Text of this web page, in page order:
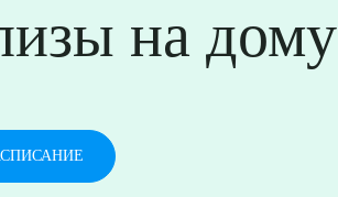
на дому